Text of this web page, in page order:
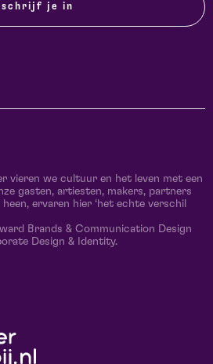
schrijf je in
vieren we cultuur en het leven met een
gasten, artiesten, makers, partners
ervaren hier ‘het echte verschil
Brands & Communication Design
Design & Identity.